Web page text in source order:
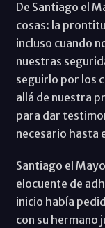
De Santiago el
cosas: la
incluso cuando
nuestras
seguirlo por los
allá de nuestra
para dar
necesario hasta
Santiago el
elocuente de
inicio había
con su hermano